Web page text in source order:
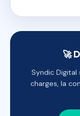
🚀
Syndic Digital
charges, la